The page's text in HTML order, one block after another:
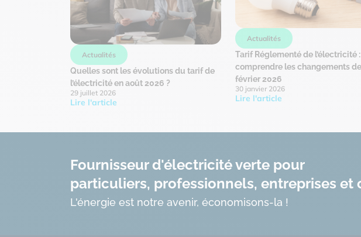
Actualités
Quelles sont les évolutions du tarif de
l’électricité en août 2026 ?
29 juillet 2026
Lire l'article
Actualités
Tarif Réglementé de l’électricité :
comprendre les changements de
février 2026
30 janvier 2026
Lire l'article
Fournisseur d'électricité verte pour
particuliers, professionnels, entreprises et
L'énergie est notre avenir, économisons-la !